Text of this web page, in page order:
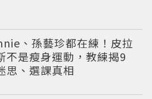
、孫藝珍都在練！皮拉
不是瘦身運動，教練揭9
思、選課真相